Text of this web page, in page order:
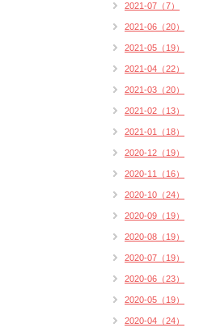
2021-07（7）
2021-06（20）
2021-05（19）
2021-04（22）
2021-03（20）
2021-02（13）
2021-01（18）
2020-12（19）
2020-11（16）
2020-10（24）
2020-09（19）
2020-08（19）
2020-07（19）
2020-06（23）
2020-05（19）
2020-04（24）